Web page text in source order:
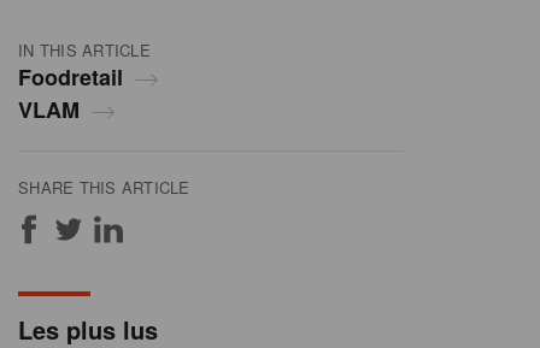
IN THIS ARTICLE
Foodretail
VLAM
SHARE THIS ARTICLE
Les plus lus